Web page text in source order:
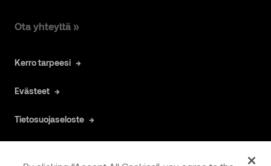
Ota yhteyttä »
Kerro tarpeesi
Evästeet
Tietosuojaseloste